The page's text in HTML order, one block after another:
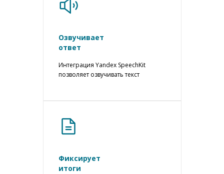
Озвучивает
ответ
Интеграция Yandex SpeechKit
позволяет озвучивать текст
Фиксирует
итоги